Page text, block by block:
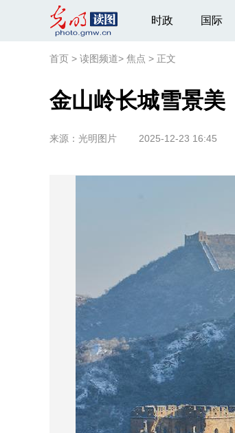
时政 国际
首页 > 读图频道> 焦点 > 正文
金山岭长城雪景美
来源： 光明图片 2025-12-23 16:45